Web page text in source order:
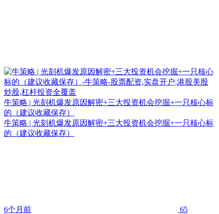
牛策略 | 光刻机爆发原因解密+三大投资机会挖掘+一只核心标
的（建议收藏保存）
牛策略 | 光刻机爆发原因解密+三大投资机会挖掘+一只核心标
的（建议收藏保存）
6个月前 65